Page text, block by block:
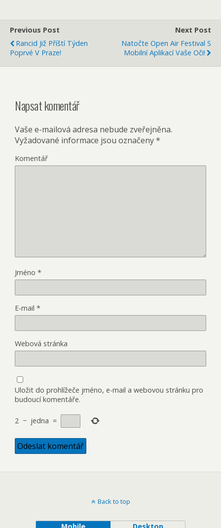
Previous Post
Rancid Již Příští Týden
Poprvé V Praze!
Next Post
Natočte Open Air Festival S
Mobilní Aplikací Vaše Oči!
Napsat komentář
Vaše e-mailová adresa nebude zveřejněna.
Vyžadované informace jsou označeny*
Komentář
Jméno *
E-mail *
Webová stránka
Uložit do prohlížeče jméno, e-mail a webovou stránku pro
budoucí komentáře.
2 − jedna =
Back to top